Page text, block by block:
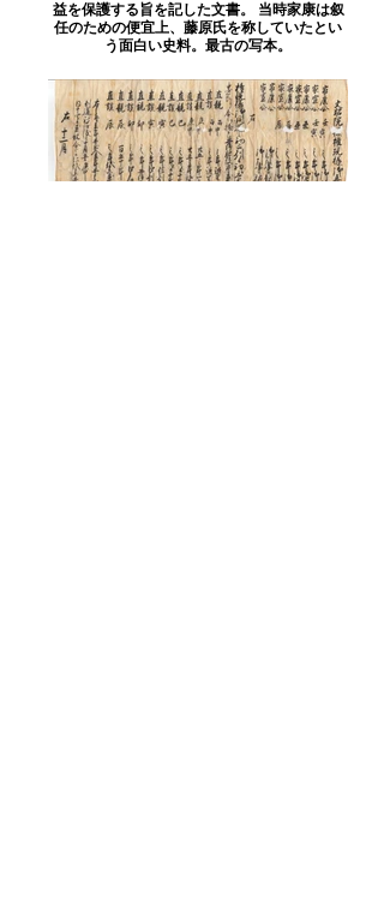
益を保護する旨を記した文書。 当時家康は叙
任のための便宜上、藤原氏を称していたとい
う面白い史料。最古の写本。